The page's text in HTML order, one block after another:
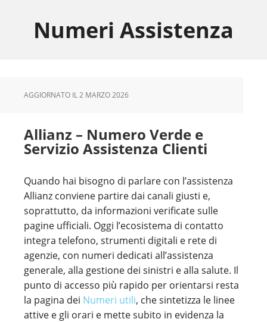
primaryNumeri Assistenza
AGGIORNATO IL2 MARZO 2026
Allianz – Numero Verde e
Servizio Assistenza Clienti
Quando hai bisogno di parlare con l’assistenza
Allianz conviene partire dai canali giusti e,
soprattutto, da informazioni verificate sulle
pagine ufficiali. Oggi l’ecosistema di contatto
integra telefono, strumenti digitali e rete di
agenzie, con numeri dedicati all’assistenza
generale, alla gestione dei sinistri e alla salute. Il
punto di accesso più rapido per orientarsi resta
la pagina dei Numeri utili, che sintetizza le linee
attive e gli orari e mette subito in evidenza la